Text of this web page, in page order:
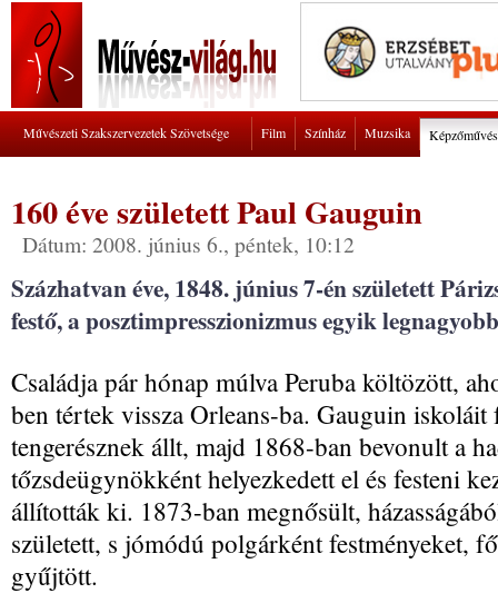
Művészeti Szakszervezetek Szövetsége Film Színház Muzsika
160 éve született Paul Gauguin
Dátum: 2008. június 6., péntek, 10:12
Százhatvan éve, 1848. június 7-én született
festő, a posztimpresszionizmus egyik
Családja pár hónap múlva Peruba költözött,
ben tértek vissza Orleans-ba. Gauguin iskoláit
tengerésznek állt, majd 1868-ban bevonult a
tőzsdeügynökként helyezkedett el és festeni
állították ki. 1873-ban megnősült,
született, s jómódú polgárként festményeket,
gyűjtött.